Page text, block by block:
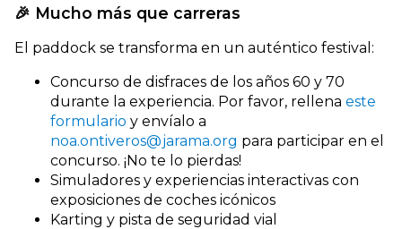
🎉 Mucho más que carreras
El paddock se transforma en un auténtico festival:
Concurso de disfraces de los años 60 y 70
durante la experiencia. Por favor, rellena este
formulario y envíalo a
noa.ontiveros@jarama.org para participar en el
concurso. ¡No te lo pierdas!
Simuladores y experiencias interactivas con
exposiciones de coches icónicos
Karting y pista de seguridad vial